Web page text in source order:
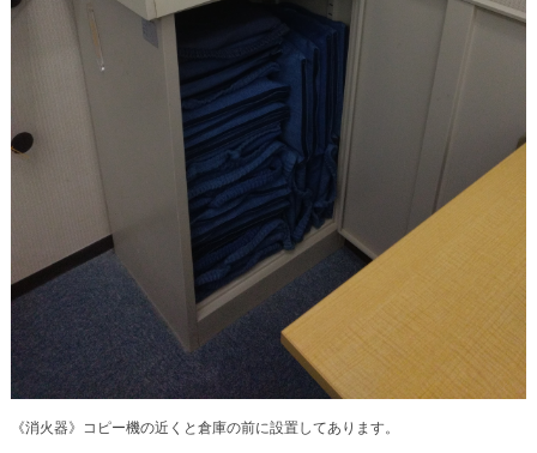
《消火器》コピー機の近くと倉庫の前に設置してあります。